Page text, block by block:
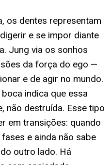
os dentes representam
e se impor diante
Jung via os sonhos
da força do ego —
e de agir no mundo.
indica que essa
não destruída. Esse tipo
em transições: quando
e ainda não sabe
outro lado. Há